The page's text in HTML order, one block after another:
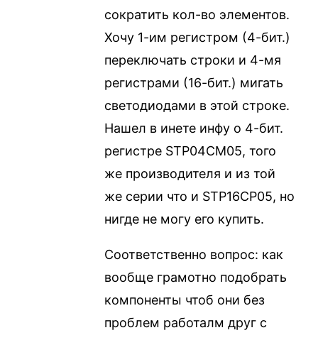
сократить кол-во элементов.
Хочу 1-им регистром (4-бит.)
переключать строки и 4-мя
регистрами (16-бит.) мигать
светодиодами в этой строке.
Нашел в инете инфу о 4-бит.
регистре STP04CM05, того
же производителя и из той
же серии что и STP16CP05, но
нигде не могу его купить.
Соответственно вопрос: как
вообще грамотно подобрать
компоненты чтоб они без
проблем работалм друг с